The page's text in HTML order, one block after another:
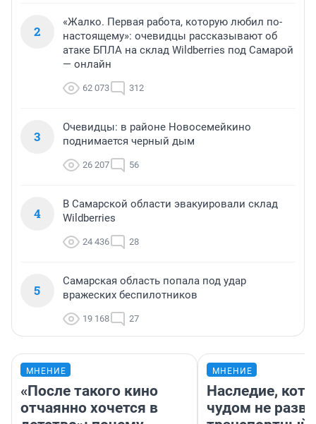
2
«Жалко. Первая работа, которую любил по-
настоящему»: очевидцы рассказывают об
атаке БПЛА на склад Wildberries под Самарой
— онлайн
62 073 312
3
Очевидцы: в районе Новосемейкино
поднимается черный дым
26 207 56
4
В Самарской области эвакуировали склад
Wildberries
24 436 28
5
Самарская область попала под удар
вражеских беспилотников
19 168 27
МНЕНИЕ
«После такого кино
отчаянно хочется в
МНЕНИЕ
Наследие,
чудом не